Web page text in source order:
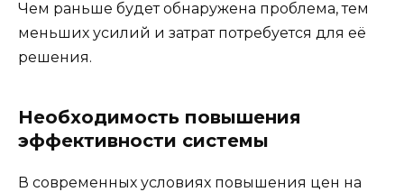
Чем раньше будет обнаружена проблема, тем
меньших усилий и затрат потребуется для её
решения.
Необходимость повышения
эффективности системы
В современных условиях повышения цен на